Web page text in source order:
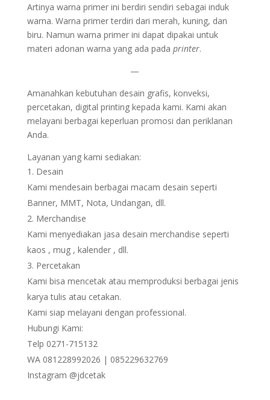
Artinya warna primer ini berdiri sendiri sebagai induk
warna. Warna primer terdiri dari merah, kuning, dan
biru. Namun warna primer ini dapat dipakai untuk
materi adonan warna yang ada pada printer.
—
Amanahkan kebutuhan desain grafis, konveksi,
percetakan, digital printing kepada kami. Kami akan
melayani berbagai keperluan promosi dan periklanan
Anda.
Layanan yang kami sediakan:
Desain
Kami mendesain berbagai macam desain seperti
Banner, MMT, Nota, Undangan, dll.
Merchandise
Kami menyediakan jasa desain merchandise seperti
kaos , mug , kalender , dll.
Percetakan
Kami bisa mencetak atau memproduksi berbagai jenis
karya tulis atau cetakan.
Kami siap melayani dengan professional.
Hubungi Kami:
Telp 0271-715132
WA 081228992026 | 085229632769
Instagram @jdcetak